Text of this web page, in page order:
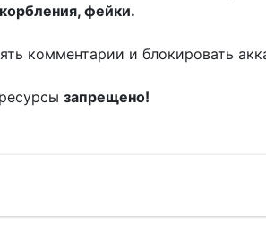
фейки.
комментарии и блокировать
запрещено!